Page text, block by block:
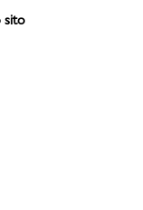
sito